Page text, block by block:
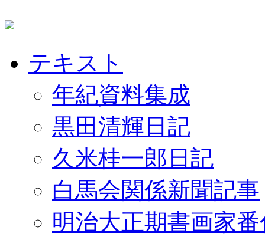
テキスト
年紀資料集成
黒田清輝日記
久米桂一郎日記
白馬会関係新聞記事
明治大正期書画家